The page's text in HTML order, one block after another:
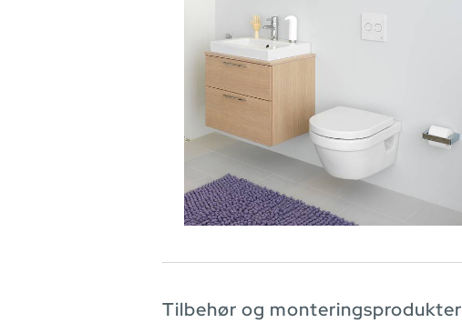
Tilbehør og monteringsprodukter